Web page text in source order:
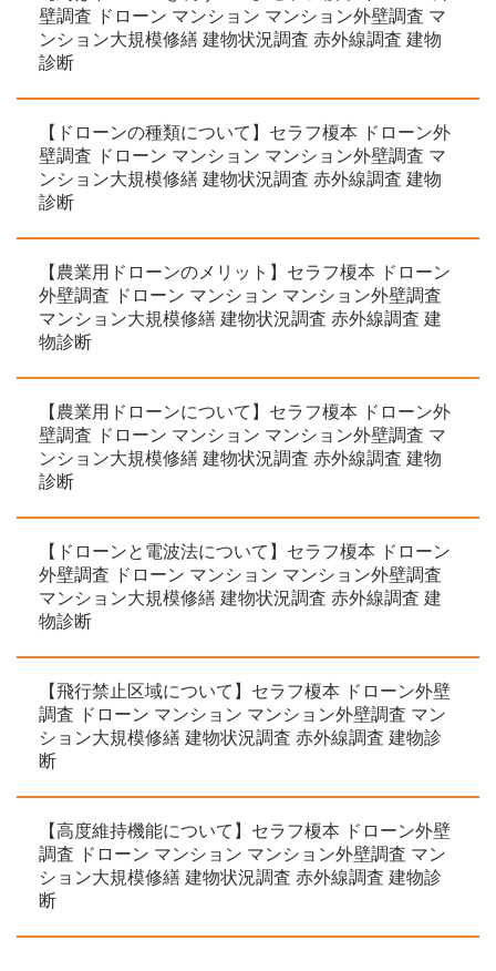
壁調査 ドローン マンション マンション外壁調査 マ
ンション大規模修繕 建物状況調査 赤外線調査 建物
診断
【ドローンの種類について】セラフ榎本 ドローン外
壁調査 ドローン マンション マンション外壁調査 マ
ンション大規模修繕 建物状況調査 赤外線調査 建物
診断
【農業用ドローンのメリット】セラフ榎本 ドローン
外壁調査 ドローン マンション マンション外壁調査
マンション大規模修繕 建物状況調査 赤外線調査 建
物診断
【農業用ドローンについて】セラフ榎本 ドローン外
壁調査 ドローン マンション マンション外壁調査 マ
ンション大規模修繕 建物状況調査 赤外線調査 建物
診断
【ドローンと電波法について】セラフ榎本 ドローン
外壁調査 ドローン マンション マンション外壁調査
マンション大規模修繕 建物状況調査 赤外線調査 建
物診断
【飛行禁止区域について】セラフ榎本 ドローン外壁
調査 ドローン マンション マンション外壁調査 マン
ション大規模修繕 建物状況調査 赤外線調査 建物診
断
【高度維持機能について】セラフ榎本 ドローン外壁
調査 ドローン マンション マンション外壁調査 マン
ション大規模修繕 建物状況調査 赤外線調査 建物診
断